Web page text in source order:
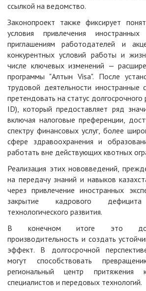
ссылкой на ведомство.
Законопроект также фиксирует
условия привлечения
приглашениям работодателей и
конкурентных условий работы и
числе ключевых изменений —
программы "Алтын Visa". После
трудовой деятельности иностранные
претендовать на статус
ID), который предоставляет ряд
включая налоговые преференции,
спектру финансовых услуг, более
сфере здравоохранения и
работать вне действующих квотных
Реализация этих нововведений,
на передачу знаний и навыков
через привлечение иностранных
закрытие кадрового
технологического развития.
В конечном итоге это
производительность и создать
эффект. В долгосрочной
могут способствовать
региональный центр притяжения
специалистов и передовых технологий.